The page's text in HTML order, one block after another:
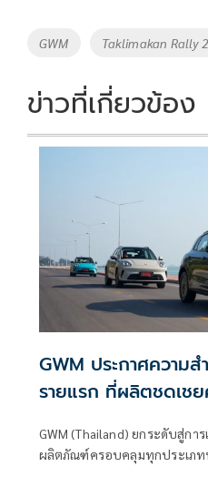
o
k
Li
k
Tags
GWM Taklimakan Rally
ข่าวที่เกี่ยวข้อง
GWM ประกาศความ
รายแรก ที่ผลิตชดเชย
GWM (Thailand) ยกระดับสู่ก
ผลิตภัณฑ์ครอบคลุมทุกประเภท